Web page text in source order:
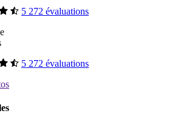
5 272 évaluations
5 272 évaluations